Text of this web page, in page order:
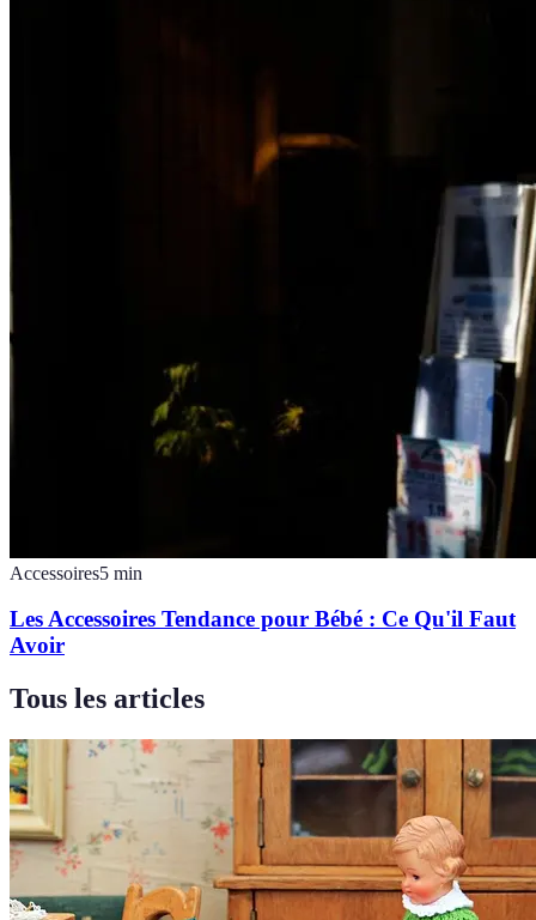
Accessoires5 min
Les Accessoires Tendance pour Bébé : Ce Qu'il Faut
Avoir
Tous les articles